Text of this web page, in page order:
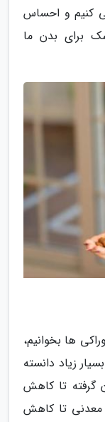
کنیم و احساس
برای بدن ما
ها بخوانیم،
زیاد دانسته
گرفته تا کاهش
معدنی تا کاهش